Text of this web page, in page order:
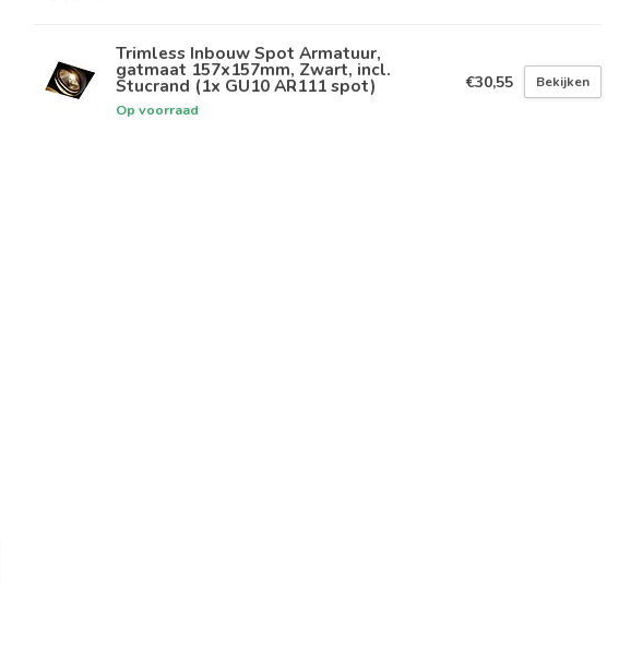
Trimless Inbouw Spot Armatuur,
gatmaat 157x157mm, Zwart, incl.
Stucrand (1x GU10 AR111 spot)
Op voorraad
€30,55 Bekijken